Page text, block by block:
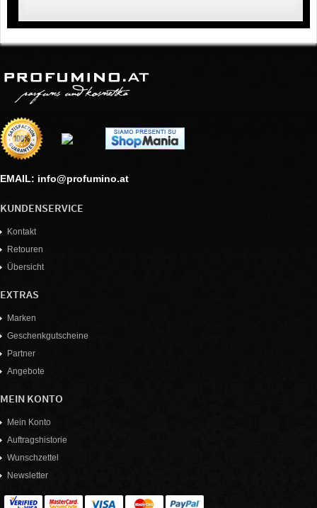
EMAIL: info@profumino.at
KUNDENSERVICE
Kontakt
Retouren
Übersicht
EXTRAS
Marken
Geschenkgutscheine
Partner
Angebote
MEIN KONTO
Mein Konto
Auftragshistorie
Wunschzettel
Newsletter